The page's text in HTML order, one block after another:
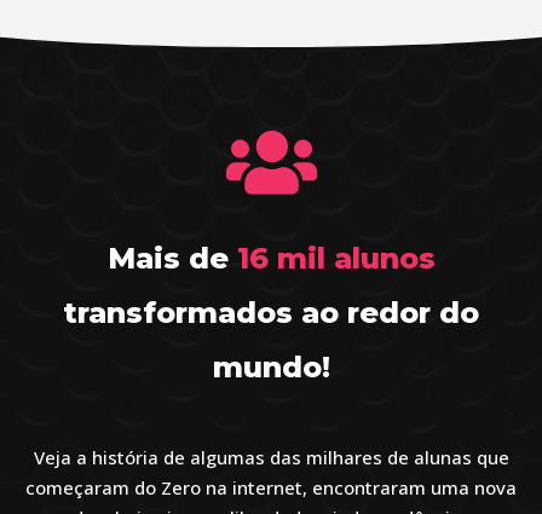
Mais de 16 mil alunos
transformados ao redor do
mundo!
Veja a história de algumas das milhares de alunas que
começaram do Zero na internet, encontraram uma nova